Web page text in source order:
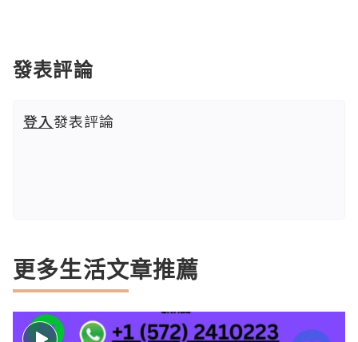
發表評論
登入發表評論
更多生活文章推薦